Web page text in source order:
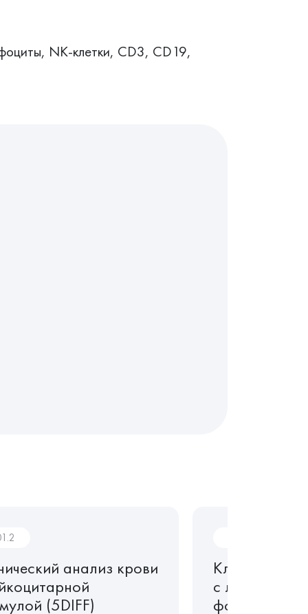
NK-клетки, CD3, CD19,
анализ крови
(5DIFF)
с
формулой